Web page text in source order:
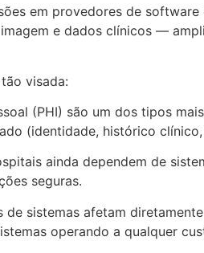
em provedores de
e dados clínicos —
visada:
(PHI) são um dos tipos
(identidade, histórico
ainda dependem de
seguras.
de sistemas afetam
operando a qualquer